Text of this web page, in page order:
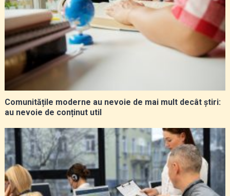
Comunitățile moderne au nevoie de mai mult decât știri:
au nevoie de conținut util